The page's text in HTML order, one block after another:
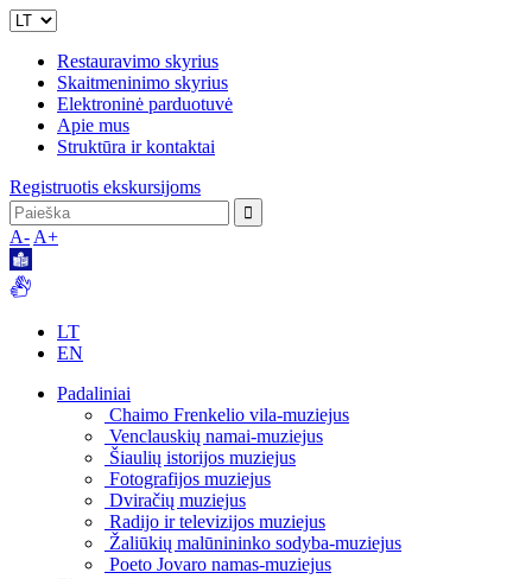
Restauravimo skyrius
Skaitmeninimo skyrius
Elektroninė parduotuvė
Apie mus
Struktūra ir kontaktai
Registruotis ekskursijoms
A- A+
LT
EN
Padaliniai
Chaimo Frenkelio vila-muziejus
Venclauskių namai-muziejus
Šiaulių istorijos muziejus
Fotografijos muziejus
Dviračių muziejus
Radijo ir televizijos muziejus
Žaliūkių malūnininko sodyba-muziejus
Poeto Jovaro namas-muziejus